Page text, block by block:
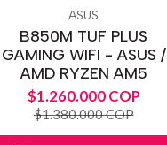
ASUS
B850M TUF PLUS
GAMING WIFI - ASUS /
AMD RYZEN AM5
$1.260.000 COP
$1.380.000 COP